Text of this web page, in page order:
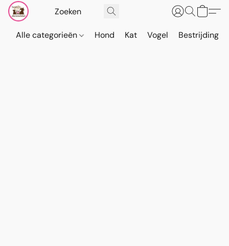
Alle categorieën Hond Kat Vogel Bestrijding